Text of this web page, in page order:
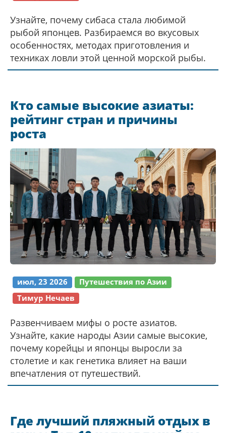
Узнайте, почему сибаса стала любимой
рыбой японцев. Разбираемся во вкусовых
особенностях, методах приготовления и
техниках ловли этой ценной морской рыбы.
Кто самые высокие азиаты:
рейтинг стран и причины
роста
июл, 23 2026
Путешествия по Азии
Тимур Нечаев
Развенчиваем мифы о росте азиатов.
Узнайте, какие народы Азии самые высокие,
почему корейцы и японцы выросли за
столетие и как генетика влияет на ваши
впечатления от путешествий.
Где лучший пляжный отдых в